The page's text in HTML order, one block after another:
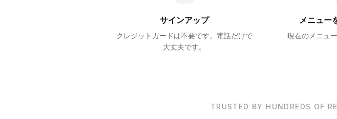
サインアップ
クレジットカードは不要です。電話だけで
大丈夫です。
メニュー
現在のメニュ
TRUSTED BY HUNDREDS OF